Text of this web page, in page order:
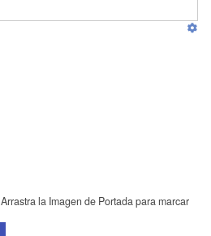
Arrastra la Imagen de Portada para marcar